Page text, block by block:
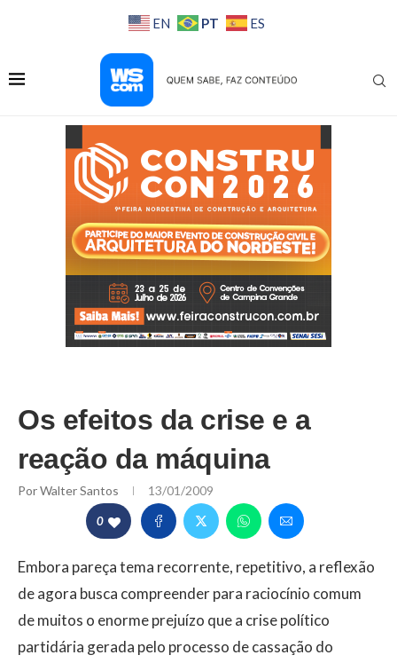
EN PT ES
Os efeitos da crise e a
reação da máquina
PorWalter Santos 13/01/2009
0
Embora pareça tema recorrente, repetitivo, a reflexão
de agora busca compreender para raciocínio comum
de muitos o enorme prejuízo que a crise político 
partidária gerada pelo processo de cassação do